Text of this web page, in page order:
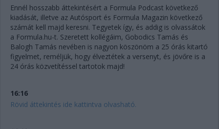
Ennél hosszabb áttekintésért a Formula Podcast következő
kiadását, illetve az Autósport és Formula Magazin következő
számát kell majd keresni. Tegyetek így, és addig is olvassátok
a Formula.hu-t. Szeretett kollégáim, Gobodics Tamás és
Balogh Tamás nevében is nagyon köszönöm a 25 órás kitartó
figyelmet, reméljük, hogy élveztétek a versenyt, és jövőre is a
24 órás közvetítéssel tartotok majd!
16:16
Rövid áttekintés ide kattintva olvasható.